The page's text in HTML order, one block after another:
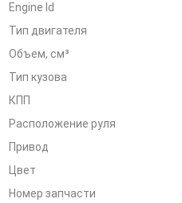
Engine Id
Тип двигателя
Объем, см³
Тип кузова
КПП
Расположение руля
Привод
Цвет
Номер запчасти